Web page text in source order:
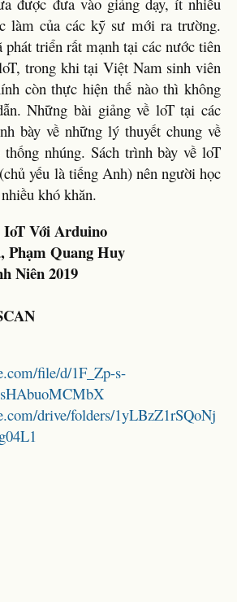
làm của các kỹ sư mới ra trường.
phát triển rất mạnh tại các nước tiên
trong khi tại Việt Nam sinh viên
còn thực hiện thế nào thì không
Những bài giảng về loT tại các
bày về những lý thuyết chung về
nhúng. Sách trình bày về loT
yếu là tiếng Anh) nên người học
khó khăn.
Với Arduino
Phạm Quang Huy
Niên 2019
file/d/1F_Zp-s-
drive/folders/1yLBzZ1rSQoNj